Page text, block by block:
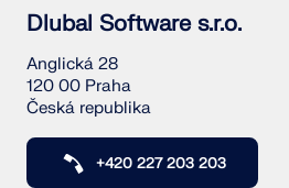
Dlubal Software s.r.o.
Anglická 28
120 00 Praha
Česká republika
+420 227 203 203